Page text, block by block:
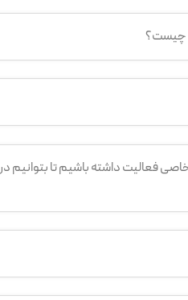
چیست؟
فعالیت داشته باشیم تا بتوانیم در